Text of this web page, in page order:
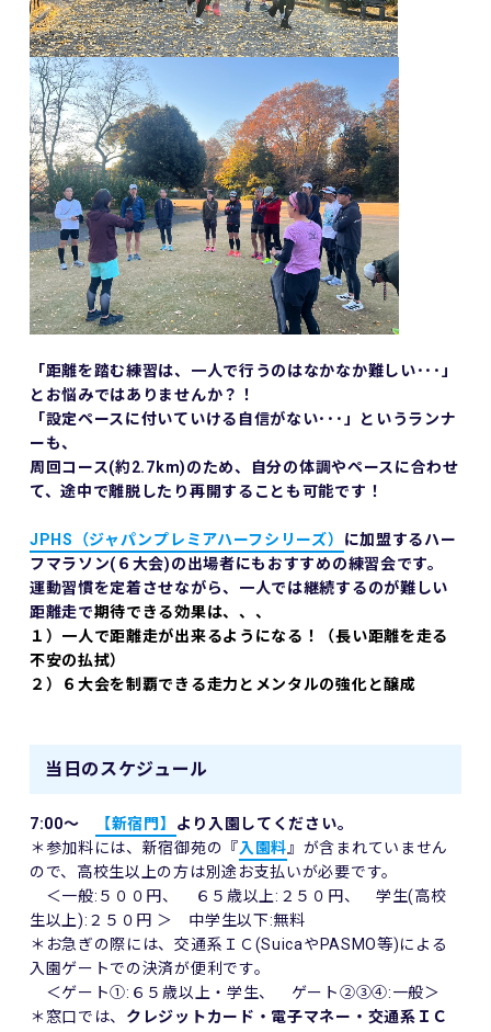
「距離を踏む練習は、一人で行うのはなかなか難しい･･･」
とお悩みではありませんか？！
「設定ペースに付いていける自信がない･･･」というランナ
ーも、
周回コース(約2.7km)のため、自分の体調やペースに合わせ
て、途中で離脱したり再開することも可能です！
JPHS（ジャパンプレミアハーフシリーズ） に加盟するハー
フマラソン(６大会)の出場者にもおすすめの練習会です。
運動習慣を定着させながら、一人では継続するのが難しい
距離走で期待できる効果は、、、
１）一人で距離走が出来るようになる！（長い距離を走る
不安の払拭）
２）６大会を制覇できる走力とメンタルの強化と醸成
当日のスケジュール
7:00～ 【新宿門】 より入園してください。
＊参加料には、新宿御苑の『入園料 』が含まれていません
ので、高校生以上の方は別途お支払いが必要です。
＜一般:５００円、 ６５歳以上:２５０円、 学生(高校
生以上):２５０円 ＞ 中学生以下:無料
＊お急ぎの際には、交通系ＩＣ(SuicaやPASMO等)による
入園ゲートでの決済が便利です。
＜ゲート①:６５歳以上・学生、 ゲート②③④:一般＞
＊窓口では、 クレジットカード・電子マネー・交通系ＩＣ